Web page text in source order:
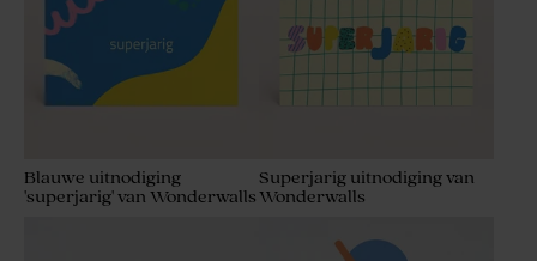
Blauwe uitnodiging
'superjarig' van Wonderwalls
Superjarig uitnodiging van
Wonderwalls